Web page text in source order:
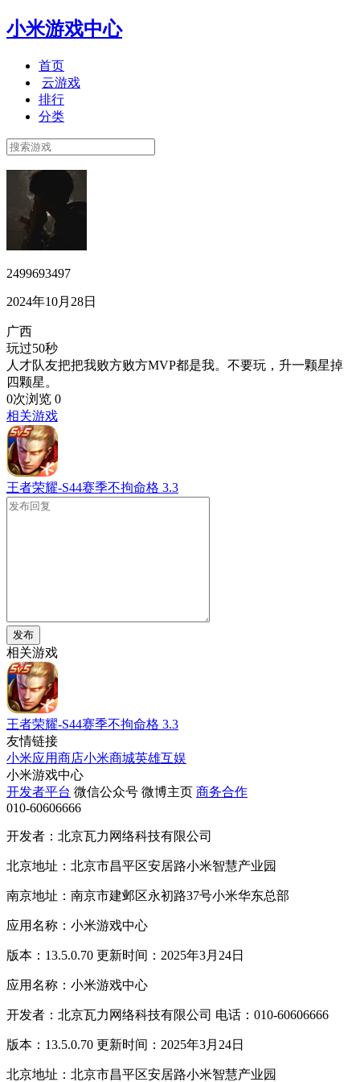
小米游戏中心
首页
云游戏
排行
分类
2499693497
2024年10月28日
广西
玩过50秒
人才队友把把我败方败方MVP都是我。不要玩，升一颗星掉
四颗星。
0次浏览 0
相关游戏
王者荣耀-S44赛季不拘命格 3.3
发布
相关游戏
王者荣耀-S44赛季不拘命格 3.3
友情链接
小米应用商店小米商城英雄互娱
小米游戏中心
开发者平台 微信公众号 微博主页 商务合作
010-60606666
开发者：北京瓦力网络科技有限公司
北京地址：北京市昌平区安居路小米智慧产业园
南京地址：南京市建邺区永初路37号小米华东总部
应用名称：小米游戏中心
版本：13.5.0.70 更新时间：2025年3月24日
应用名称：小米游戏中心
开发者：北京瓦力网络科技有限公司 电话：010-60606666
版本：13.5.0.70 更新时间：2025年3月24日
北京地址：北京市昌平区安居路小米智慧产业园